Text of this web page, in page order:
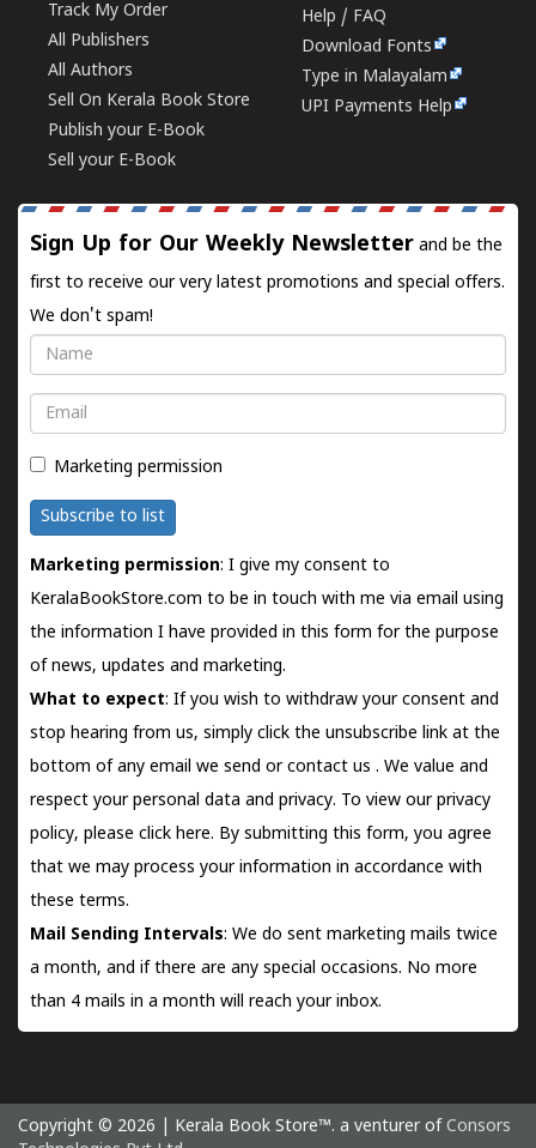
Track My Order
All Publishers
All Authors
Sell On Kerala Book Store
Publish your E-Book
Sell your E-Book
Help / FAQ
Download Fonts
Type in Malayalam
UPI Payments Help
Sign Up for Our Weekly Newsletter and be the
first to receive our very latest promotions and special offers.
We don't spam!
Name
Email
Marketing permission
Subscribe to list
Marketing permission: I give my consent to
KeralaBookStore.com to be in touch with me via email using
the information I have provided in this form for the purpose
of news, updates and marketing.
What to expect: If you wish to withdraw your consent and
stop hearing from us, simply click the unsubscribe link at the
bottom of any email we send orcontact us . We value and
respect your personal data and privacy. To view our privacy
policy, please click here. By submitting this form, you agree
that we may process your information in accordance with
these terms.
Mail Sending Intervals: We do sent marketing mails twice
a month, and if there are any special occasions. No more
than 4 mails in a month will reach your inbox.
Copyright © 2026 | Kerala Book Store™. a venturer of Consors